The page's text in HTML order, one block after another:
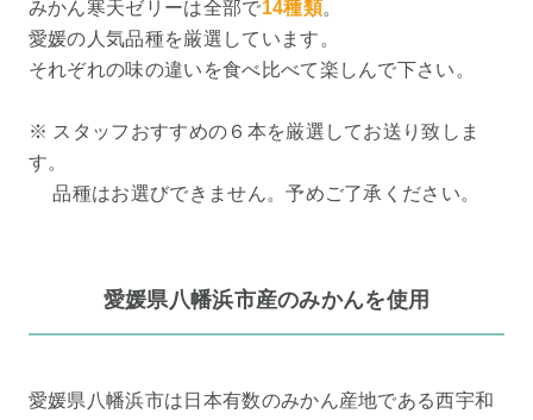
みかん寒天ゼリーは全部で14種類。
愛媛の人気品種を厳選しています。
それぞれの味の違いを食べ比べて楽しんで下さい。
※ スタッフおすすめの６本を厳選してお送り致しま
す。
品種はお選びできません。予めご了承ください。
愛媛県八幡浜市産のみかんを使用
愛媛県八幡浜市は日本有数のみかん産地である西宇和